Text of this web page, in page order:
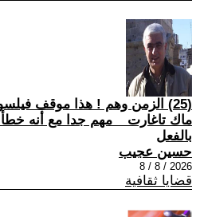
(25) الزمن وهم ! هذا موقف
ماك تاغارت _ مهم جدا مع أنه
بالفعل
حسين عجيب
2026 / 8 / 8
قضايا ثقافية